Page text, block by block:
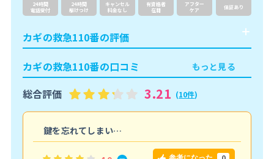
24時間
電話受付
24時間
駆けつけ
キャンセル
料金なし
有資格者
在籍
アフター
ケア
保証あり
カギの救急110番の評価
カギの救急110番の口コミ
もっと見る
総合評価 3.21 (10件)
鍵を忘れてしまい…